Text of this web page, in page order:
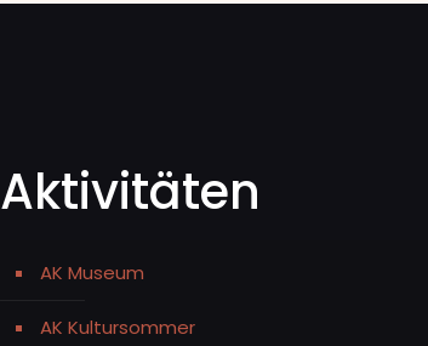
Aktivitäten
AK Museum
AK Kultursommer